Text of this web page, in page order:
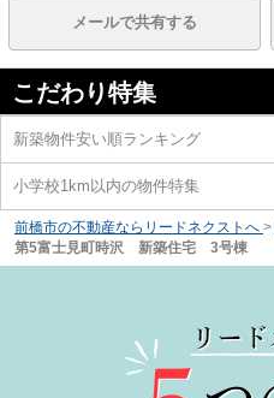
メールで共有する
こだわり特集
新築物件安い順ランキング
小学校1km以内の物件特集
前橋市の不動産ならリードネクストへ >
第5富士見町時沢 新築住宅 3号棟